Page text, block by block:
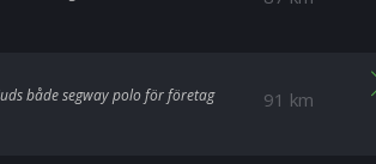
91 km
både segway polo för företag